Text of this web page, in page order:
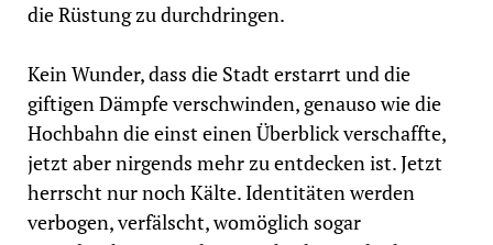
die Rüstung zu durchdringen.
Kein Wunder, dass die Stadt erstarrt und die
giftigen Dämpfe verschwinden, genauso wie die
Hochbahn die einst einen Überblick verschaffte,
jetzt aber nirgends mehr zu entdecken ist. Jetzt
herrscht nur noch Kälte. Identitäten werden
verbogen, verfälscht, womöglich sogar